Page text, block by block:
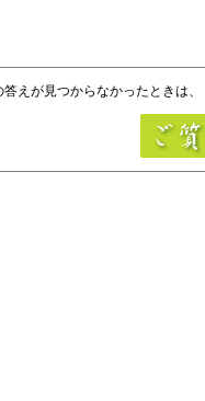
答えが見つからなかったときは、